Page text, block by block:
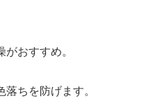
おすすめ。
ちを防げます。